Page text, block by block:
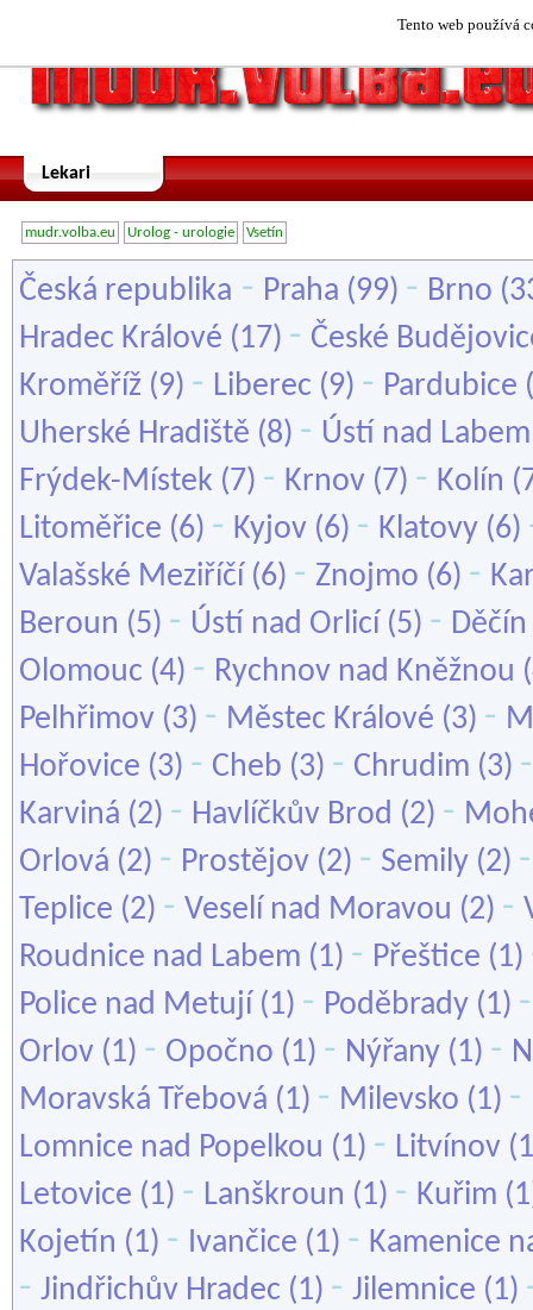
Tento web používá
Lekari
mudr.volba.eu Urolog - urologie Vsetín
Česká republika - Praha (99) - Brno
Hradec Králové (17) - České
Kroměříž (9) - Liberec (9) - Pardubice
Uherské Hradiště (8) - Ústí nad Labem
Frýdek-Místek (7) - Krnov (7) - Kolín
Litoměřice (6) - Kyjov (6) - Klatovy (6)
Valašské Meziříčí (6) - Znojmo (6) -
Beroun (5) - Ústí nad Orlicí (5) - Děčín
Olomouc (4) - Rychnov nad Kněžnou
Pelhřimov (3) - Městec Králové (3) -
Hořovice (3) - Cheb (3) - Chrudim (3)
Karviná (2) - Havlíčkův Brod (2) -
Orlová (2) - Prostějov (2) - Semily (2)
Teplice (2) - Veselí nad Moravou (2) -
Roudnice nad Labem (1) - Přeštice (1)
Police nad Metují (1) - Poděbrady (1)
Orlov (1) - Opočno (1) - Nýřany (1) -
Moravská Třebová (1) - Milevsko (1) -
Lomnice nad Popelkou (1) - Litvínov
Letovice (1) - Lanškroun (1) - Kuřim
Kojetín (1) - Ivančice (1) - Kamenice
- Jindřichův Hradec (1) - Jilemnice (1)